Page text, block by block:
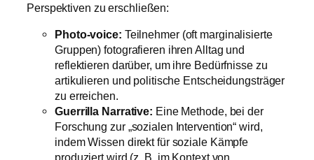
Perspektiven zu erschließen:
Photo-voice: Teilnehmer (oft marginalisierte
Gruppen) fotografieren ihren Alltag und
reflektieren darüber, um ihre Bedürfnisse zu
artikulieren und politische Entscheidungsträger
zu erreichen.
Guerrilla Narrative: Eine Methode, bei der
Forschung zur „sozialen Intervention“ wird,
indem Wissen direkt für soziale Kämpfe
produziert wird (z. B. im Kontext von